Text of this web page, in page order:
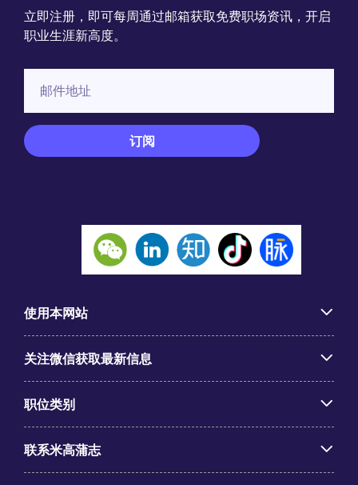
立即注册，即可每周通过邮箱获取免费职场资讯，开启
职业生涯新高度。
使用本网站
关注微信获取最新信息
职位类别
联系米高蒲志